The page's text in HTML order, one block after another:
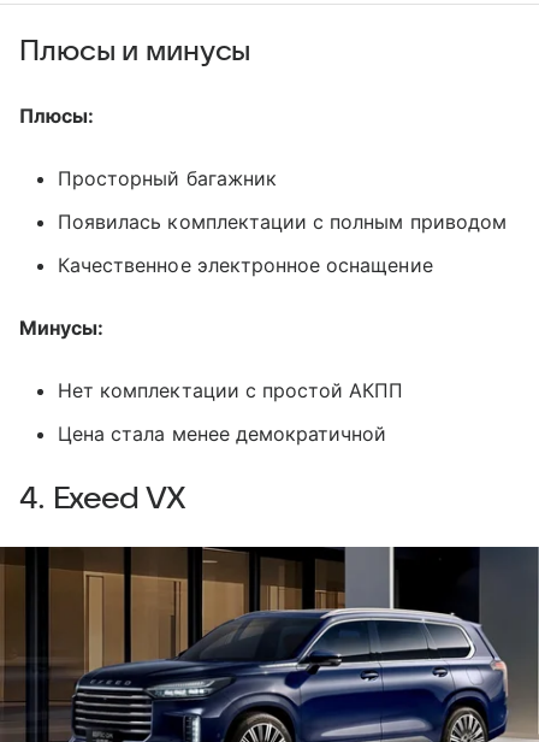
Плюсы и минусы
Плюсы:
Просторный багажник
Появилась комплектации с полным приводом
Качественное электронное оснащение
Минусы:
Нет комплектации с простой АКПП
Цена стала менее демократичной
4. Exeed VX